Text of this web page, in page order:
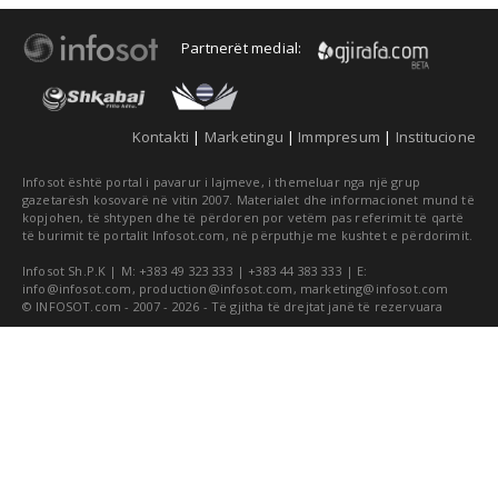
Partnerët medial:
Kontakti | Marketingu | Immpresum | Institucione
Infosot është portal i pavarur i lajmeve, i themeluar nga një grup
gazetarësh kosovarë në vitin 2007. Materialet dhe informacionet mund të
kopjohen, të shtypen dhe të përdoren por vetëm pas referimit të qartë
të burimit të portalit Infosot.com, në përputhje me kushtet e përdorimit.
Infosot Sh.P.K | M: +383 49 323 333 | +383 44 383 333 | E:
info@infosot.com , production@infosot.com , marketing@infosot.com
© INFOSOT.com - 2007 - 2026 - Të gjitha të drejtat janë të rezervuara